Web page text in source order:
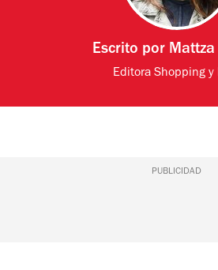
Escrito por Mattza
Editora Shopping y
PUBLICIDAD